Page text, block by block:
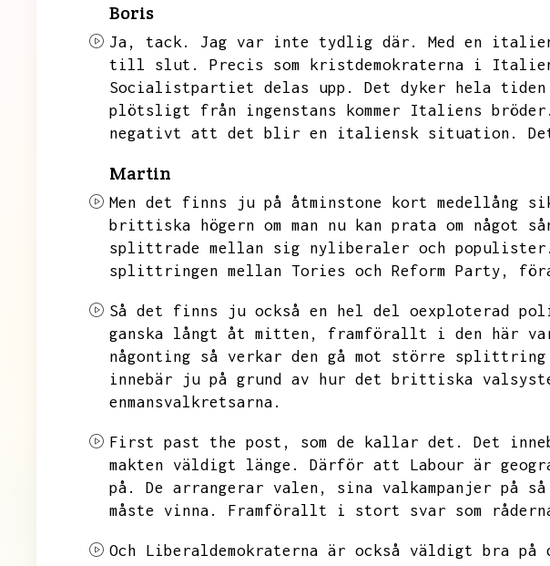
Boris
Ja, tack. Jag var inte tydlig där.
Med en
till slut.
Precis som kristdemokraterna i
Socialistpartiet delas upp.
Det dyker hela
plötsligt från ingenstans kommer
Italiens bröder.
negativt att det blir en italiensk situation.
Martin
Men det finns ju på åtminstone kort medellång
brittiska högern om man nu kan prata om något
splittrade mellan sig nyliberaler och populister.
splittringen mellan Tories och Reform Party,
Så det finns ju också en hel del oexploterad
ganska långt åt mitten,
framförallt i den här
någonting så verkar den gå mot större
innebär ju på grund av hur det brittiska
enmansvalkretsarna.
First past the post, som de kallar det.
Det
makten väldigt länge.
Därför att Labour är
på.
De arrangerar valen,
sina valkampanjer på
måste vinna.
Framförallt i stort svar som
Och Liberaldemokraterna är också väldigt bra